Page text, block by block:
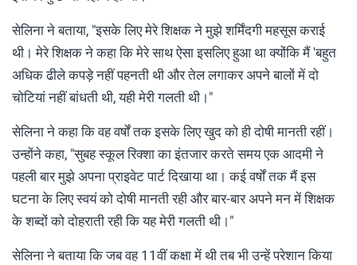
सेलिना ने बताया, "इसके लिए मेरे शिक्षक ने मुझे शर्मिंदगी महसूस कराई
थी। मेरे शिक्षक ने कहा कि मेरे साथ ऐसा इसलिए हुआ था क्योंकि मैं 'बहुत
अधिक ढीले कपड़े नहीं पहनती थी और तेल लगाकर अपने बालों में दो
चोटियां नहीं बांधती थी, यही मेरी गलती थी।"
सेलिना ने कहा कि वह वर्षों तक इसके लिए खुद को ही दोषी मानती रहीं।
उन्होंने कहा, "सुबह स्कूल रिक्शा का इंतजार करते समय एक आदमी ने
पहली बार मुझे अपना प्राइवेट पार्ट दिखाया था। कई वर्षों तक मैं इस
घटना के लिए स्वयं को दोषी मानती रही और बार-बार अपने मन में शिक्षक
के शब्दों को दोहराती रही कि यह मेरी गलती थी।"
सेलिना ने बताया कि जब वह 11वीं कक्षा में थी तब भी उन्हें परेशान किया